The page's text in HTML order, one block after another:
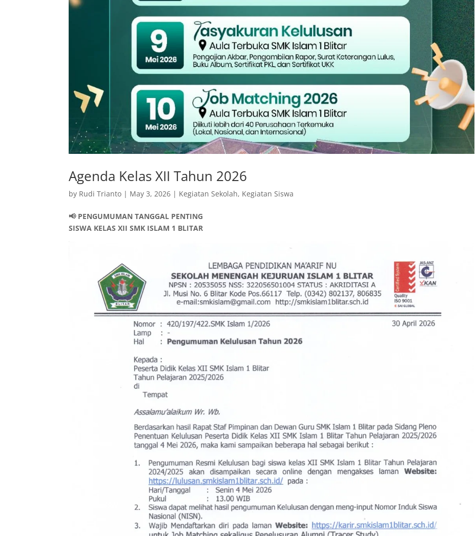
Agenda Kelas XII Tahun 2026
by Rudi Trianto | May 3, 2026 | Kegiatan Sekolah, Kegiatan Siswa
📢 PENGUMUMAN TANGGAL PENTING
SISWA KELAS XII SMK ISLAM 1 BLITAR